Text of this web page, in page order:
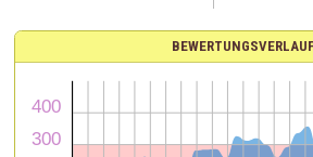
BEWERTUNGSVERLAUF